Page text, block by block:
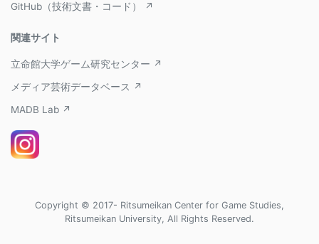
GitHub（技術文書・コード） ↗
関連サイト
立命館大学ゲーム研究センター ↗
メディア芸術データベース ↗
MADB Lab ↗
Copyright © 2017- Ritsumeikan Center for Game Studies,
Ritsumeikan University, All Rights Reserved.